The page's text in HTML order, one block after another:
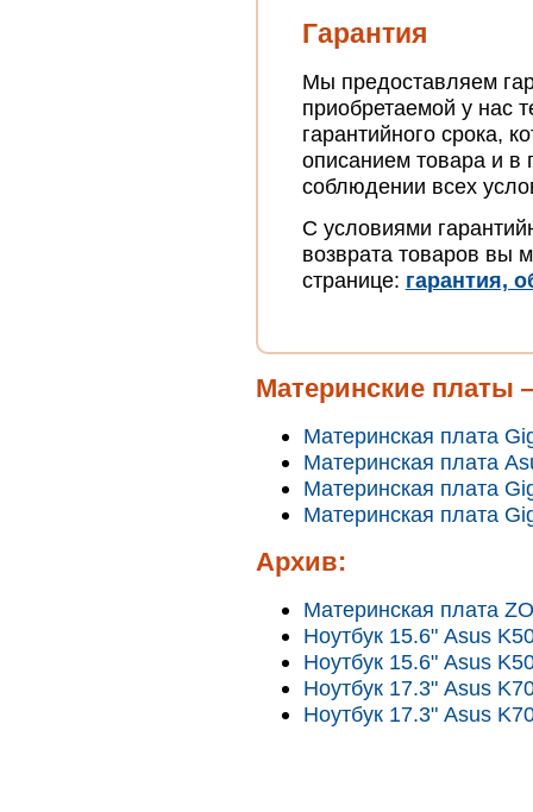
Гарантия
Мы предоставляем
приобретаемой у нас
гарантийного срока,
описанием товара и в
соблюдении всех
С условиями
возврата товаров вы
странице: гарантия,
Материнские платы
Материнская плата
Материнская плата
Материнская плата
Материнская плата
Архив:
Материнская плата
Ноутбук 15.6" Asus
Ноутбук 15.6" Asus
Ноутбук 17.3" Asus
Ноутбук 17.3" Asus